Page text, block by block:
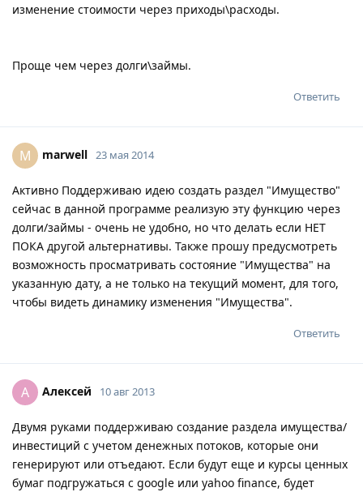
изменение стоимости через приходы\расходы.
Проще чем через долги\займы.
Ответить
M marwell 23 мая 2014
Активно Поддерживаю идею создать раздел "Имущество"
сейчас в данной программе реализую эту функцию через
долги/займы - очень не удобно, но что делать если НЕТ
ПОКА другой альтернативы. Также прошу предусмотреть
возможность просматривать состояние "Имущества" на
указанную дату, а не только на текущий момент, для того,
чтобы видеть динамику изменения "Имущества".
Ответить
А Алексей 10 авг 2013
Двумя руками поддерживаю создание раздела имущества/
инвестиций с учетом денежных потоков, которые они
генерируют или отъедают. Если будут еще и курсы ценных
бумаг подгружаться с google или yahoo finance, будет